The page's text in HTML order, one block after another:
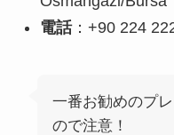
電話：+90 224
一番お勧めのプ
ので注意！